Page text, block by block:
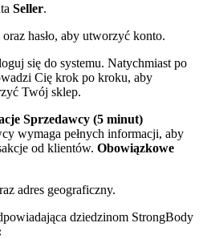
Seller.
hasło, aby utworzyć konto.
się do systemu. Natychmiast po
Cię krok po kroku, aby
Twój sklep.
Sprzedawcy (5 minut)
wymaga pełnych informacji, aby
od klientów. Obowiązkowe
adres geograficzny.
dziedzinom StrongBody